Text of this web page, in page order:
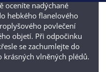
oceníte nadýchané
hebkého flanelového
povlečení
objetí. Při odpočinku
se zachumlejte do
krásných vlněných plédů.